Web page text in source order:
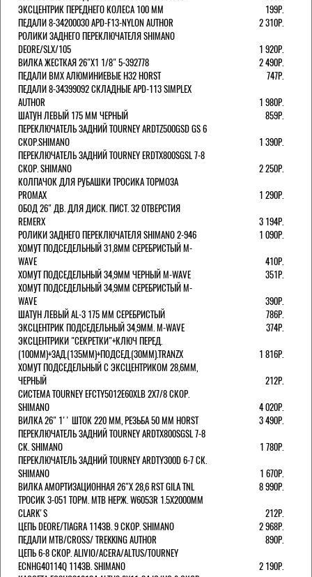
ЭКСЦЕНТРИК ПЕРЕДНЕГО КОЛЕСА 100 ММ
199Р.
ПЕДАЛИ 8-34200030 APD-F13-NYLON AUTHOR
2 310Р.
РОЛИКИ ЗАДНЕГО ПЕРЕКЛЮЧАТЕЛЯ SHIMANO
DEORE/SLX/105
1 920Р.
ВИЛКА ЖЕСТКАЯ 26"Х1 1/8" 5-392778
2 490Р.
ПЕДАЛИ BMX АЛЮМИНИЕВЫЕ H32 HORST
747Р.
ПЕДАЛИ 8-34399092 СКЛАДНЫЕ APD-113 SIMPLEX
AUTHOR
1 980Р.
ШАТУН ЛЕВЫЙ 175 ММ ЧЕРНЫЙ
859Р.
ПЕРЕКЛЮЧАТЕЛЬ ЗАДНИЙ TOURNEY ARDTZ500GSD GS 6
СКОР.SHIMANO
1 390Р.
ПЕРЕКЛЮЧАТЕЛЬ ЗАДНИЙ TOURNEY ERDTX800SGSL 7-8
СКОР. SHIMANO
2 250Р.
КОЛПАЧОК ДЛЯ РУБАШКИ ТРОСИКА ТОРМОЗА
PROMAX
1 290Р.
ОБОД 26" ДВ. ДЛЯ ДИСК. ПИСТ. 32 ОТВЕРСТИЯ
REMERX
3 194Р.
РОЛИКИ ЗАДНЕГО ПЕРЕКЛЮЧАТЕЛЯ SHIMANO 2-946
1 090Р.
ХОМУТ ПОДСЕДЕЛЬНЫЙ 31,8ММ СЕРЕБРИСТЫЙ M-
WAVE
410Р.
ХОМУТ ПОДСЕДЕЛЬНЫЙ 34,9ММ ЧЕРНЫЙ M-WAVE
351Р.
ХОМУТ ПОДСЕДЕЛЬНЫЙ 34,9ММ СЕРЕБРИСТЫЙ M-
WAVE
390Р.
ШАТУН ЛЕВЫЙ AL-3 175 ММ СЕРЕБРИСТЫЙ
786Р.
ЭКСЦЕНТРИК ПОДСЕДЕЛЬНЫЙ 34,9ММ. M-WAVE
374Р.
ЭКСЦЕНТРИКИ "СЕКРЕТКИ"+КЛЮЧ ПЕРЕД.
(100ММ)+ЗАД.(135ММ)+ПОДСЕД.(30ММ).TRANZX
1 816Р.
ХОМУТ ПОДСЕДЕЛЬНЫЙ С ЭКСЦЕНТРИКОМ 28,6ММ,
ЧЕРНЫЙ
212Р.
СИСТЕМА TOURNEY EFCTY5012E60XLB 2X7/8 СКОР.
SHIMANO
4 020Р.
ВИЛКА 26" 1'' ШТОК 220 ММ, РЕЗЬБА 50 ММ HORST
3 490Р.
ПЕРЕКЛЮЧАТЕЛЬ ЗАДНИЙ TOURNEY ARDTX800SGSL 7-8
СК. SHIMANO
1 780Р.
ПЕРЕКЛЮЧАТЕЛЬ ЗАДНИЙ TOURNEY ARDTY300D 6-7 СК.
SHIMANO
1 670Р.
ВИЛКА АМОРТИЗАЦИОННАЯ 26"Х 28,6 RST GILA TNL
8 990Р.
ТРОСИК 3-051 ТОРМ. MTB НЕРЖ. W6053R 1.5Х2000ММ
СLARK'S
212Р.
ЦЕПЬ DEORE/TIAGRA 114ЗВ. 9 СКОР. SHIMANO
2 968Р.
ПЕДАЛИ MTB/CROSS/ TREKKING AUTHOR
890Р.
ЦЕПЬ 6-8 СКОР. ALIVIO/ACERA/ALTUS/TOURNEY
ECNHG40114Q 114ЗВ. SHIMANO
2 190Р.